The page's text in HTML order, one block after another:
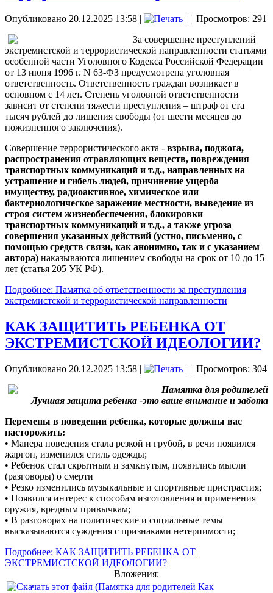
Опубликовано 20.12.2025 13:58 | | | Просмотров: 291
За совершение преступлений
экстремистской и террористической направленности статьями
особенной части Уголовного Кодекса Российской Федерации
от 13 июня 1996 г. N 63-ФЗ предусмотрена уголовная
ответственность. Ответственность граждан возникает в
основном с 14 лет. Степень уголовной ответственности
зависит от степени тяжести преступления – штраф от ста
тысяч рублей до лишения свободы (от шести месяцев до
пожизненного заключения).
Совершение террористического акта - взрыва, поджога,
распространения отравляющих веществ, повреждения
транспортных коммуникаций и т.д., направленных на
устрашение и гибель людей, причинение ущерба
имуществу, радиоактивное, химическое или
бактериологическое заражение местности, выведение из
строя систем жизнеобеспечения, блокировки
транспортных коммуникаций и т.д., а также угроза
совершения указанных действий (устно, письменно, с
помощью средств связи, как анонимно, так и с указанием
автора) наказываются лишением свободы на срок от 10 до 15
лет (статья 205 УК РФ).
Подробнее: Памятка об ответственности за преступления
экстремистской и террористической направленности
КАК ЗАЩИТИТЬ РЕБЕНКА ОТ
ЭКСТРЕМИСТСКОЙ ИДЕОЛОГИИ?
Опубликовано 20.12.2025 13:58 | | | Просмотров: 304
Памятка для родителей
Лучшая защита ребенка -это ваше внимание и забота
Перемены в поведении ребенка, которые должны вас
насторожить:
• Манера поведения стала резкой и грубой, в речи появился
жаргон, изменился стиль одежды;
• Ребенок стал скрытным и замкнутым, появились мысли
(разговоры) о смерти
• Резко изменились музыкальные и спортивные пристрастия;
• Появился интерес к способам изготовления и применения
оружия, вредным привычкам;
• В разговорах на политические и социальные темы
высказываются суждения с признаками нетерпимости;
Подробнее: КАК ЗАЩИТИТЬ РЕБЕНКА ОТ
ЭКСТРЕМИСТСКОЙ ИДЕОЛОГИИ?
Вложения: